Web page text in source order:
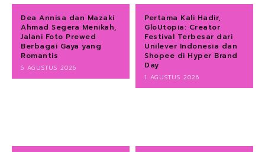
Dea Annisa dan Mazaki
Ahmad Segera Menikah,
Jalani Foto Prewed
Berbagai Gaya yang
Romantis
5 AGUSTUS 2026
Pertama Kali Hadir,
GloUtopia: Creator
Festival Terbesar dari
Unilever Indonesia dan
Shopee di Hyper Brand
Day
1 AGUSTUS 2026